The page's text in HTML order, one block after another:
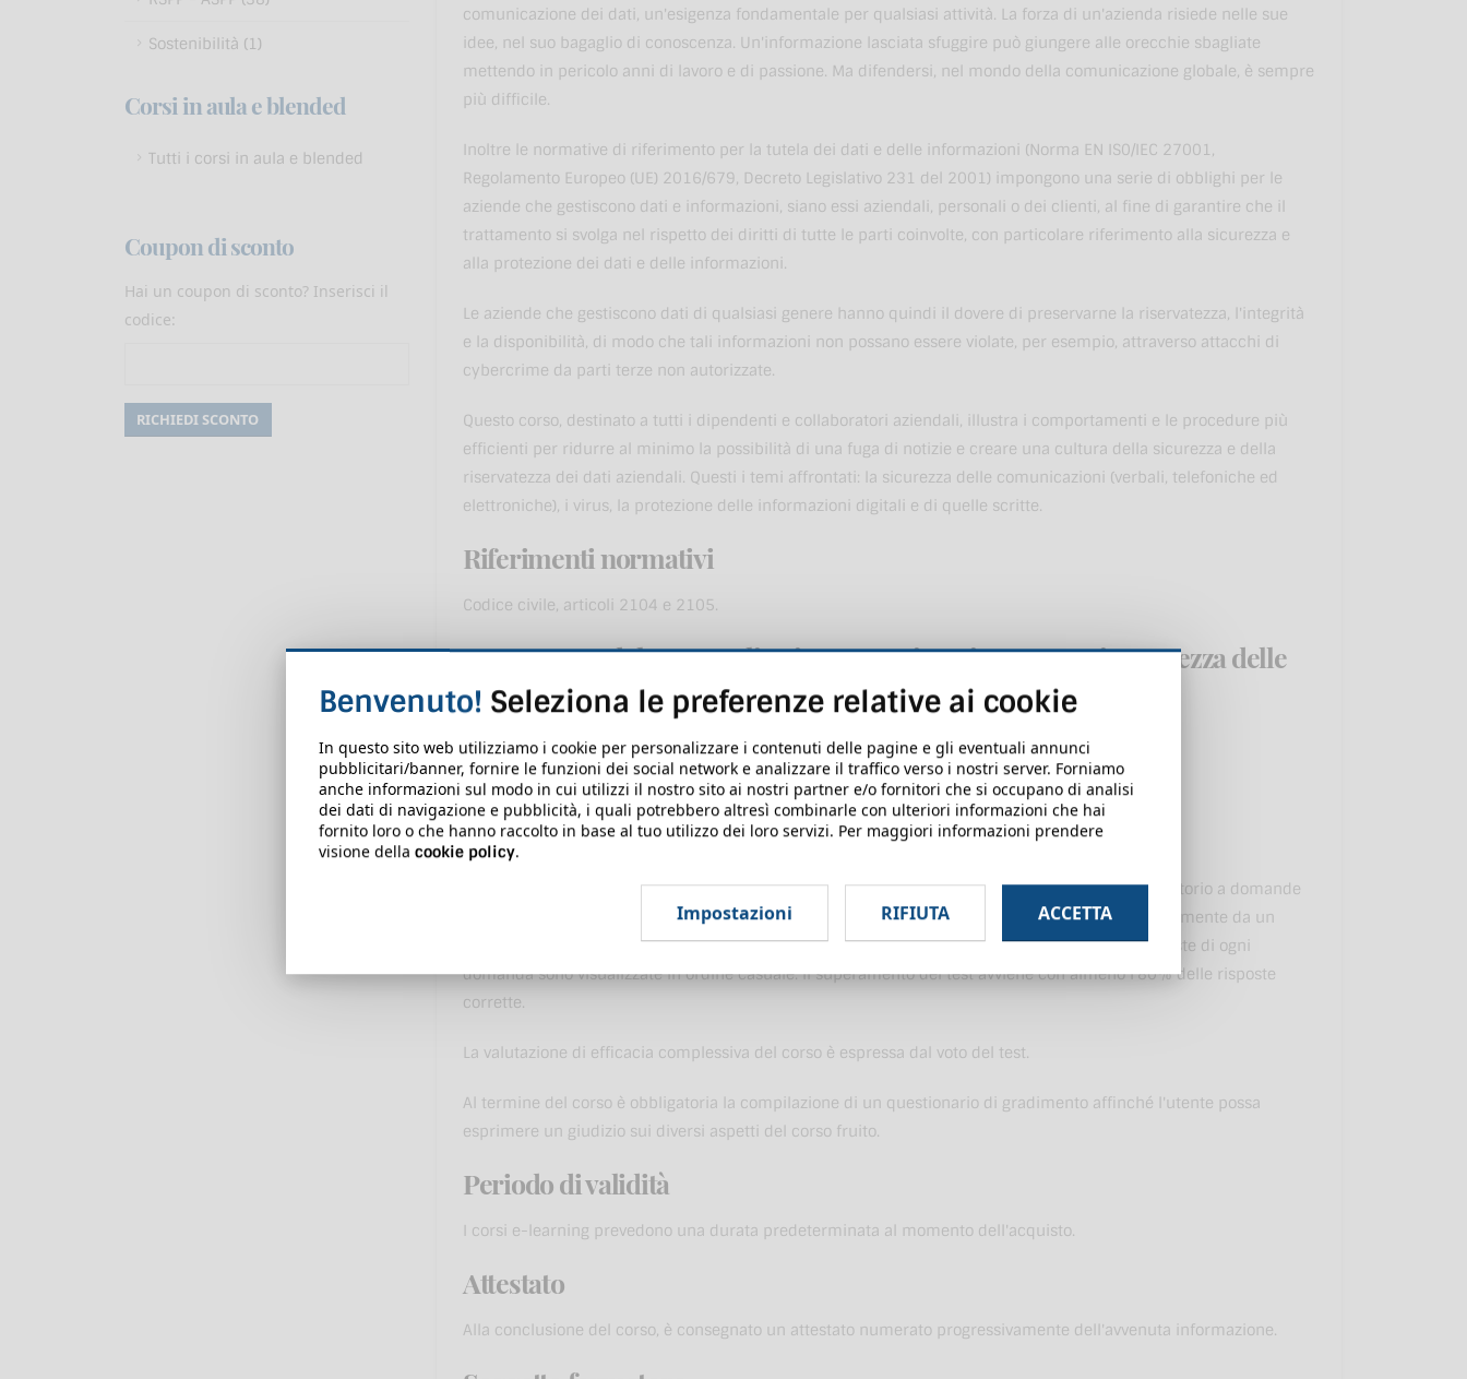
comunicazione dei dati, un'esigenza fondamentale per qualsiasi attività. La forza di un'azienda risiede nelle sue
idee, nel suo bagaglio di conoscenza. Un'informazione lasciata sfuggire può giungere alle orecchie sbagliate
mettendo in pericolo anni di lavoro e di passione. Ma difendersi, nel mondo della comunicazione globale, è sempre
più difficile.
Inoltre le normative di riferimento per la tutela dei dati e delle informazioni (Norma EN IS0/IEC 27001,
Regolamento Europeo (UE) 2016/679, Decreto Legislativo 231 del 2001) impongono una serie di obblighi per le
aziende che gestiscono dati e informazioni, siano essi aziendali, personali o dei clienti, al fine di garantire che il
trattamento si svolga nel rispetto dei diritti di tutte le parti coinvolte, con particolare riferimento alla sicurezza e
alla protezione dei dati e delle informazioni.
Le aziende che gestiscono dati di qualsiasi genere hanno quindi il dovere di preservarne la riservatezza, l'integrità
e la disponibilità, di modo che tali informazioni non possano essere violate, per esempio, attraverso attacchi di
cybercrime da parti terze non autorizzate.
Questo corso, destinato a tutti i dipendenti e collaboratori aziendali, illustra i comportamenti e le procedure più
efficienti per ridurre al minimo la possibilità di una fuga di notizie e creare una cultura della sicurezza e della
riservatezza dei dati aziendali. Questi i temi affrontati: la sicurezza delle comunicazioni (verbali, telefoniche ed
elettroniche), i virus, la protezione delle informazioni digitali e di quelle scritte.
Riferimenti normativi
Codice civile, articoli 2104 e 2105.
Programma del corso online in e-Learning Sicurezza e riservatezza delle
informazioni aziendali - 15 minuti
La protezione delle informazioni digitali
La protezione delle informazioni scritte
Modalità di verifica dell'apprendimento
L'accertamento dell'apprendimento è svolto tramite il superamento di un test telematico obbligatorio a domande
chiuse con correzione automatica al termine del corso. Il test visualizza domande estratte casualmente da un
archivio, diverse ed esposte in modo casuale per ogni tentativo di superamento del test. Le risposte di ogni
domanda sono visualizzate in ordine casuale. Il superamento del test avviene con almeno l'80% delle risposte
corrette.
La valutazione di efficacia complessiva del corso è espressa dal voto del test.
Al termine del corso è obbligatoria la compilazione di un questionario di gradimento affinché l'utente possa
esprimere un giudizio sui diversi aspetti del corso fruito.
Periodo di validità
I corsi e-learning prevedono una durata predeterminata al momento dell'acquisto.
Attestato
Alla conclusione del corso, è consegnato un attestato numerato progressivamente dell'avvenuta informazione.
Sostenibilità (1)
Corsi in aula e blended
Tutti i corsi in aula e blended
Coupon di sconto
Hai un coupon di sconto? Inserisci il
codice:
Benvenuto! Seleziona le preferenze relative ai cookie
In questo sito web utilizziamo i cookie per personalizzare i contenuti delle pagine e gli eventuali annunci
pubblicitari/banner, fornire le funzioni dei social network e analizzare il traffico verso i nostri server. Forniamo
anche informazioni sul modo in cui utilizzi il nostro sito ai nostri partner e/o fornitori che si occupano di analisi
dei dati di navigazione e pubblicità, i quali potrebbero altresì combinarle con ulteriori informazioni che hai
fornito loro o che hanno raccolto in base al tuo utilizzo dei loro servizi. Per maggiori informazioni prendere
visione della cookie policy.
Impostazioni RIFIUTA ACCETTA